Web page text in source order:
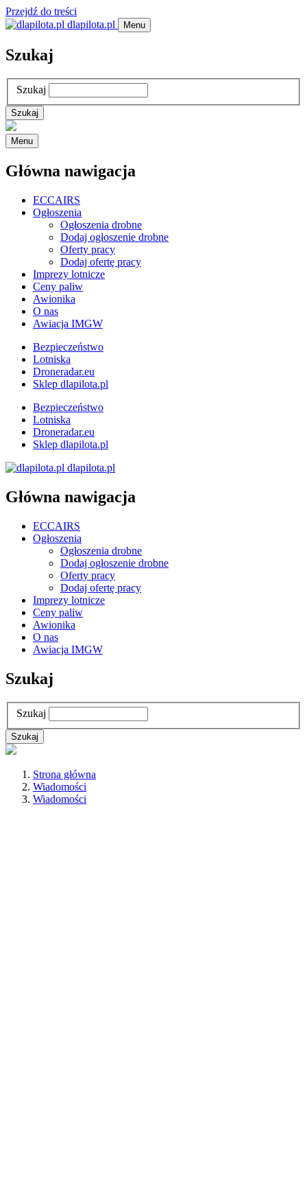
Przejdź do treści
dlapilota.pl
Menu
Szukaj
Szukaj
Menu
Główna nawigacja
ECCAIRS
Ogłoszenia
Ogłoszenia drobne
Dodaj ogłoszenie drobne
Oferty pracy
Dodaj ofertę pracy
Imprezy lotnicze
Ceny paliw
Awionika
O nas
Awiacja IMGW
Bezpieczeństwo
Lotniska
Droneradar.eu
Sklep dlapilota.pl
Bezpieczeństwo
Lotniska
Droneradar.eu
Sklep dlapilota.pl
dlapilota.pl
Główna nawigacja
ECCAIRS
Ogłoszenia
Ogłoszenia drobne
Dodaj ogłoszenie drobne
Oferty pracy
Dodaj ofertę pracy
Imprezy lotnicze
Ceny paliw
Awionika
O nas
Awiacja IMGW
Szukaj
Szukaj
Strona główna
Wiadomości
Wiadomości